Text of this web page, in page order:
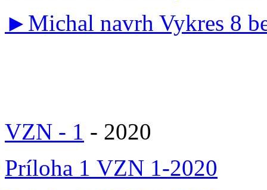
► Michal navrh Vykres 8
VZN - 1 - 2020
Príloha 1 VZN 1-2020